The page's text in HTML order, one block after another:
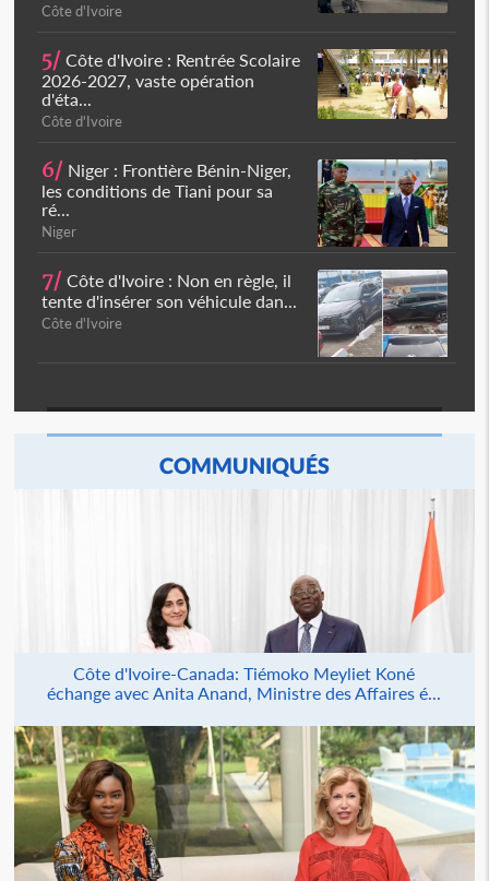
Côte d'Ivoire
5/ Côte d'Ivoire : Rentrée Scolaire
2026-2027, vaste opération
d'éta...
Côte d'Ivoire
6/ Niger : Frontière Bénin-Niger,
les conditions de Tiani pour sa
ré...
Niger
7/ Côte d'Ivoire : Non en règle, il
tente d'insérer son véhicule dan...
Côte d'Ivoire
COMMUNIQUÉS
Côte d'Ivoire-Canada: Tiémoko Meyliet Koné
échange avec Anita Anand, Ministre des Affaires é...